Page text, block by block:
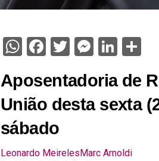
WhatsApp
Facebook
Twitter
Aposentadoria de
União desta sexta
sábado
Leonardo Meireles Marc Arnoldi